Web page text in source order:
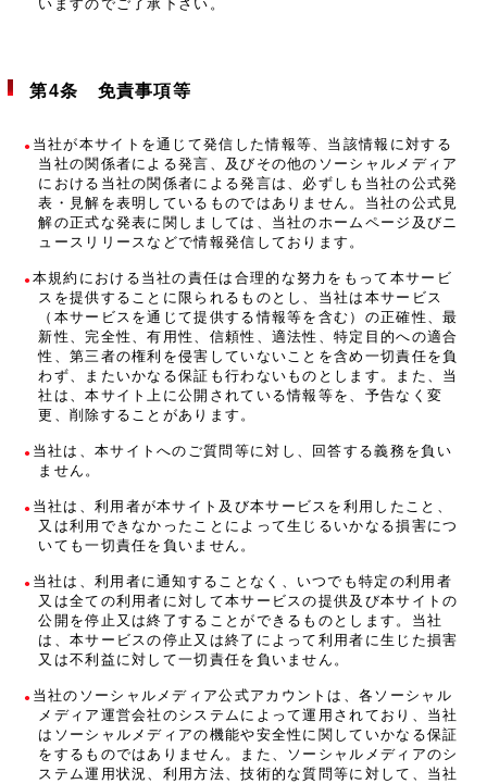
いますのでご了承下さい。
第4条 免責事項等
当社が本サイトを通じて発信した情報等、当該情報に対する
当社の関係者による発言、及びその他のソーシャルメディア
における当社の関係者による発言は、必ずしも当社の公式発
表・見解を表明しているものではありません。当社の公式見
解の正式な発表に関しましては、当社のホームページ及びニ
ュースリリースなどで情報発信しております。
本規約における当社の責任は合理的な努力をもって本サービ
スを提供することに限られるものとし、当社は本サービス
（本サービスを通じて提供する情報等を含む）の正確性、最
新性、完全性、有用性、信頼性、適法性、特定目的への適合
性、第三者の権利を侵害していないことを含め一切責任を負
わず、またいかなる保証も行わないものとします。また、当
社は、本サイト上に公開されている情報等を、予告なく変
更、削除することがあります。
当社は、本サイトへのご質問等に対し、回答する義務を負い
ません。
当社は、利用者が本サイト及び本サービスを利用したこと、
又は利用できなかったことによって生じるいかなる損害につ
いても一切責任を負いません。
当社は、利用者に通知することなく、いつでも特定の利用者
又は全ての利用者に対して本サービスの提供及び本サイトの
公開を停止又は終了することができるものとします。当社
は、本サービスの停止又は終了によって利用者に生じた損害
又は不利益に対して一切責任を負いません。
当社のソーシャルメディア公式アカウントは、各ソーシャル
メディア運営会社のシステムによって運用されており、当社
はソーシャルメディアの機能や安全性に関していかなる保証
をするものではありません。また、ソーシャルメディアのシ
ステム運用状況、利用方法、技術的な質問等に対して、当社